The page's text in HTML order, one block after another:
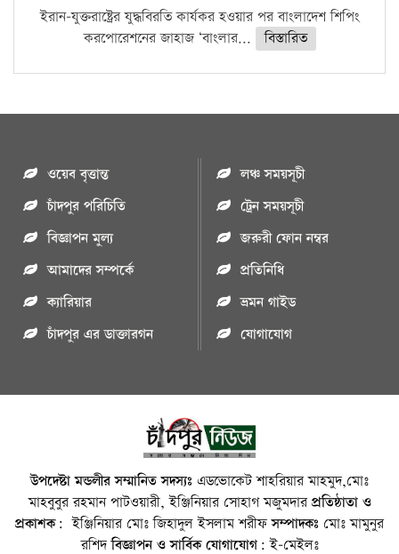
ইরান-যুক্তরাষ্ট্রের যুদ্ধবিরতি কার্যকর হওয়ার পর বাংলাদেশ শিপিং
করপোরেশনের জাহাজ ‘বাংলার...
বিস্তারিত
ওয়েব বৃত্তান্ত
চাঁদপুর পরিচিতি
বিজ্ঞাপন মুল্য
আমাদের সম্পর্কে
ক্যারিয়ার
চাঁদপুর এর ডাক্তারগন
লঞ্চ সময়সূচী
ট্রেন সময়সূচী
জরুরী ফোন নম্বর
প্রতিনিধি
ভ্রমন গাইড
যোগাযোগ
উপদেষ্টা মন্ডলীর সম্মানিত সদস্যঃ এডভোকেট শাহরিয়ার মাহমুদ,মোঃ
মাহবুবুর রহমান পাটওয়ারী, ইঞ্জিনিয়ার সোহাগ মজুমদারপ্রতিষ্ঠাতা ও
প্রকাশক: ইঞ্জিনিয়ার মোঃ জিহাদুল ইসলাম শরীফসম্পাদকঃ মোঃ মামুনুর
রশিদবিজ্ঞাপন ও সার্বিক যোগাযোগ: ই-মেইলঃ